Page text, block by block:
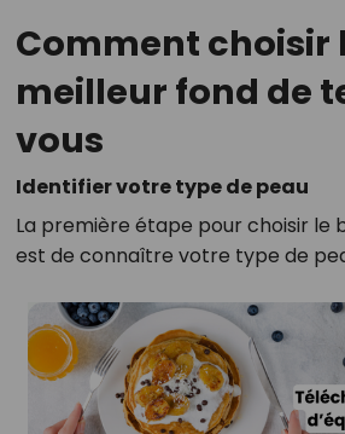
Comment choisir
meilleur fond de
vous
Identifier votre type de peau
La première étape pour choisir le
est de connaître votre type de